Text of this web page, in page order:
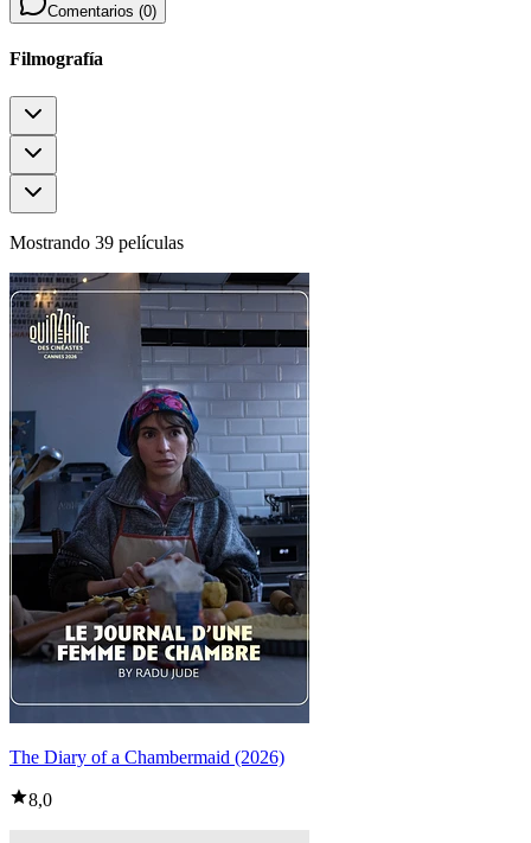
Comentarios (0)
Filmografía
Mostrando 39 películas
The Diary of a Chambermaid (2026)
8,0